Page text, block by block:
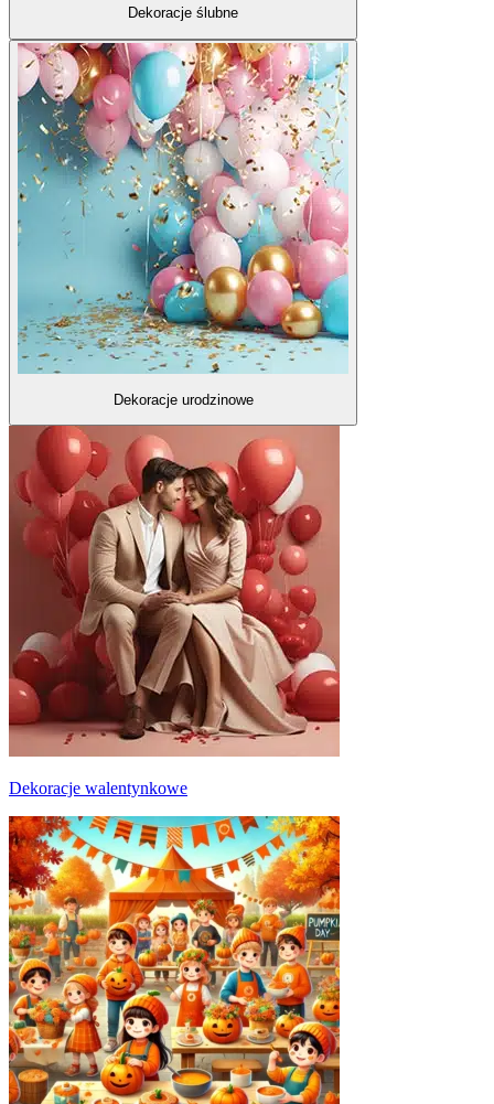
Dekoracje ślubne
Dekoracje urodzinowe
Dekoracje walentynkowe